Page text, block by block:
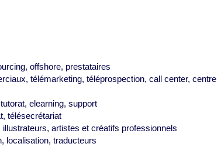
offshore, prestataires
télémarketing, téléprospection, call center, centre
elearning, support
télésecrétariat
illustrateurs, artistes et créatifs professionnels
localisation, traducteurs